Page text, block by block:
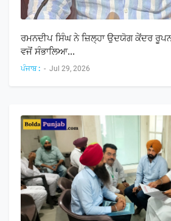
ਰਮਨਦੀਪ ਸਿੰਘ ਨੇ ਜ਼ਿਲ੍ਹਾ ਉਦਯੋਗ ਕੇਂਦਰ
ਵਜੋਂ ਸੰਭਾਲਿਆ...
ਪੰਜਾਬ : - Jul 29, 2026